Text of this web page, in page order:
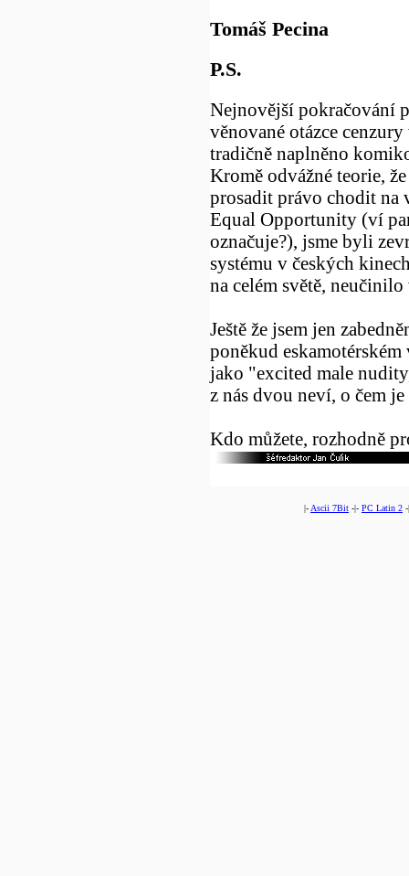
Tomáš Pecina
P.S.
Nejnovější pokračování
věnované otázce
tradičně naplněno
Kromě odvážné teorie,
prosadit právo chodit na
Equal Opportunity (ví
označuje?), jsme byli
systému v českých
na celém světě,
Ještě že jsem jen
poněkud
jako "excited male
z nás dvou neví, o čem je
Kdo můžete, rozhodně
|- Ascii 7Bit -|- PC Latin 2